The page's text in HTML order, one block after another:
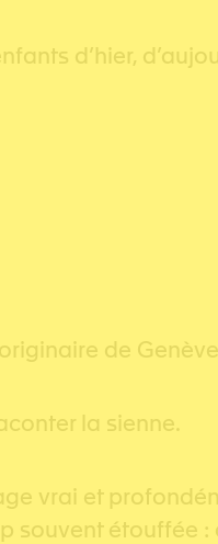
d’hier,
de
la sienne.
vrai et
souvent étouffée